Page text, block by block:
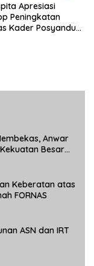
Apresiasi
Peningkatan
Kader Posyandu
Anwar
Besar
Keberatan atas
FORNAS
ASN dan IRT